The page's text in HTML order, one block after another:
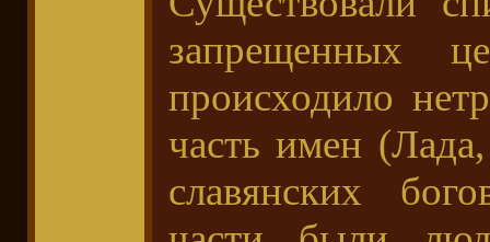
запрещенных
происходило
часть имен
славянских